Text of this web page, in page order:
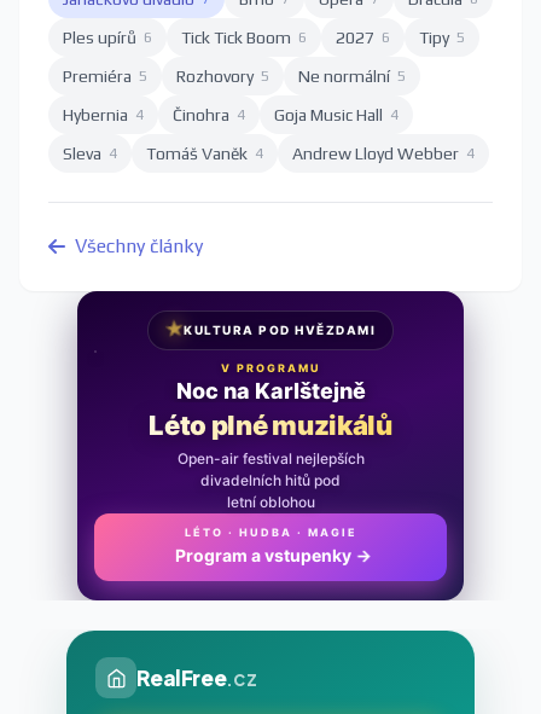
Ples upírů 6 Tick Tick Boom 6 2027 6 Tipy 5
Premiéra 5 Rozhovory 5 Ne normální 5
Hybernia 4 Činohra 4 Goja Music Hall 4
Sleva 4 Tomáš Vaněk 4 Andrew Lloyd Webber 4
Všechny články
★KULTURA POD HVĚZDAMI
V PROGRAMU
Noc na Karlštejně
Léto plné muzikálů
Open-air festival nejlepších
divadelních hitů pod
letní oblohou
LÉTO · HUDBA · MAGIE
Program a vstupenky→
RealFree.cz